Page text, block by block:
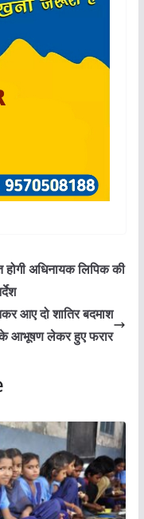
अधिनायक लिपिक की
आए दो शातिर बदमाश
आभूषण लेकर हुए फरार